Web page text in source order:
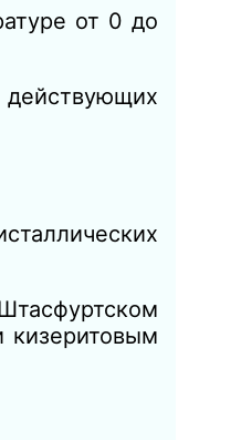
от 0 до
действующих
кизеритовым